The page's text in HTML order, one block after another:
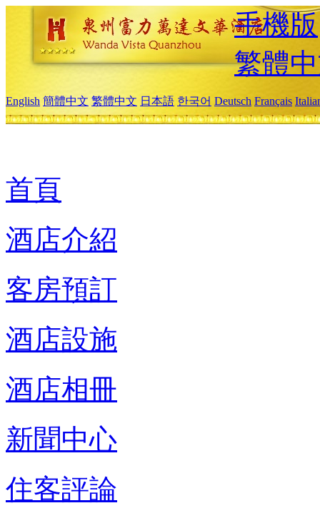
手機版
繁體
English 簡體中文 繁體中文 日本語 한국어 Deutsch Français
首頁
酒店介紹
客房預訂
酒店設施
酒店相冊
新聞中心
住客評論